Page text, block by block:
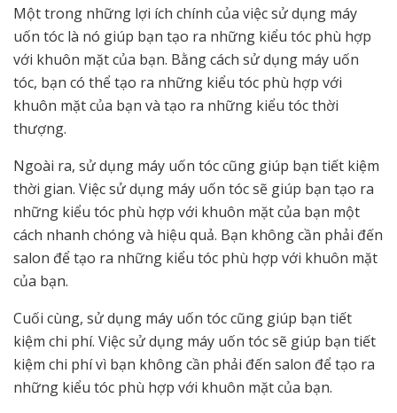
Một trong những lợi ích chính của việc sử dụng máy
uốn tóc là nó giúp bạn tạo ra những kiểu tóc phù hợp
với khuôn mặt của bạn. Bằng cách sử dụng máy uốn
tóc, bạn có thể tạo ra những kiểu tóc phù hợp với
khuôn mặt của bạn và tạo ra những kiểu tóc thời
thượng.
Ngoài ra, sử dụng máy uốn tóc cũng giúp bạn tiết kiệm
thời gian. Việc sử dụng máy uốn tóc sẽ giúp bạn tạo ra
những kiểu tóc phù hợp với khuôn mặt của bạn một
cách nhanh chóng và hiệu quả. Bạn không cần phải đến
salon để tạo ra những kiểu tóc phù hợp với khuôn mặt
của bạn.
Cuối cùng, sử dụng máy uốn tóc cũng giúp bạn tiết
kiệm chi phí. Việc sử dụng máy uốn tóc sẽ giúp bạn tiết
kiệm chi phí vì bạn không cần phải đến salon để tạo ra
những kiểu tóc phù hợp với khuôn mặt của bạn.